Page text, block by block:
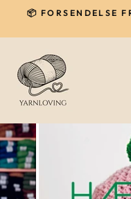
indhold
📦 FORSENDELSE